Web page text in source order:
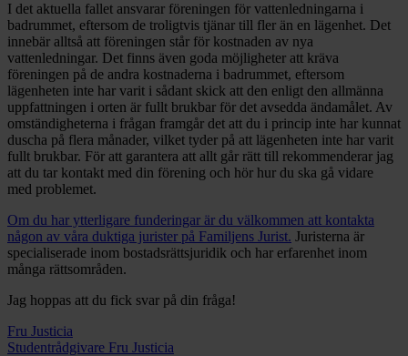
I det aktuella fallet ansvarar föreningen för vattenledningarna i
badrummet, eftersom de troligtvis tjänar till fler än en lägenhet. Det
innebär alltså att föreningen står för kostnaden av nya
vattenledningar. Det finns även goda möjligheter att kräva
föreningen på de andra kostnaderna i badrummet, eftersom
lägenheten inte har varit i sådant skick att den enligt den allmänna
uppfattningen i orten är fullt brukbar för det avsedda ändamålet. Av
omständigheterna i frågan framgår det att du i princip inte har kunnat
duscha på flera månader, vilket tyder på att lägenheten inte har varit
fullt brukbar. För att garantera att allt går rätt till rekommenderar jag
att du tar kontakt med din förening och hör hur du ska gå vidare
med problemet.
Om du har ytterligare funderingar är du välkommen att kontakta
någon av våra duktiga jurister på Familjens Jurist. Juristerna är
specialiserade inom bostadsrättsjuridik och har erfarenhet inom
många rättsområden.
Jag hoppas att du fick svar på din fråga!
Fru Justicia
Studentrådgivare Fru Justicia